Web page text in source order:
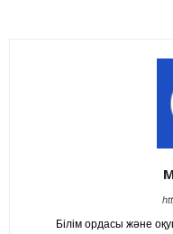
Білім ордасы және